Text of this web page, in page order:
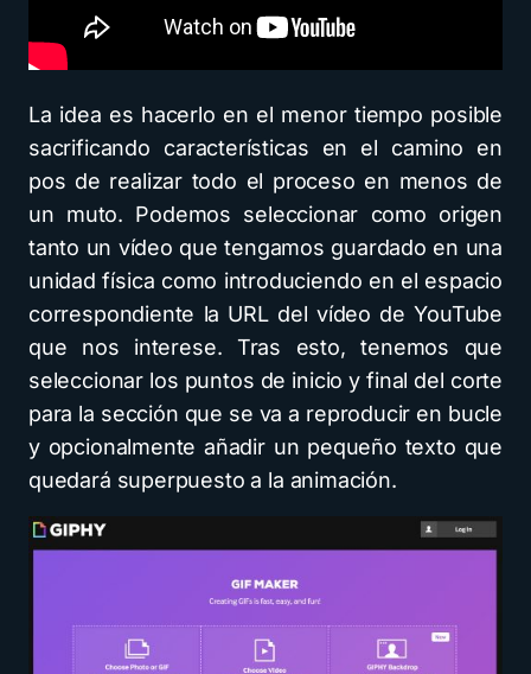
La idea es hacerlo en el menor tiempo posible
sacrificando características en el camino en
pos de realizar todo el proceso en menos de
un muto. Podemos seleccionar como origen
tanto un vídeo que tengamos guardado en una
unidad física como introduciendo en el espacio
correspondiente la URL del vídeo de YouTube
que nos interese. Tras esto, tenemos que
seleccionar los puntos de inicio y final del corte
para la sección que se va a reproducir en bucle
y opcionalmente añadir un pequeño texto que
quedará superpuesto a la animación.